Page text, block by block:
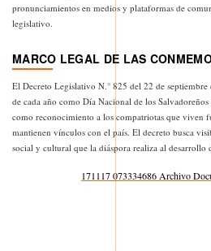
pronunciamientos en medios y plataformas de
legislativo.
MARCO LEGAL DE LAS
El Decreto Legislativo N.° 825 del 22 de
de cada año como Día Nacional de los
como reconocimiento a los compatriotas que viven
mantienen vínculos con el país. El decreto busca
social y cultural que la diáspora realiza al desarrollo
171117 073334686 Archivo